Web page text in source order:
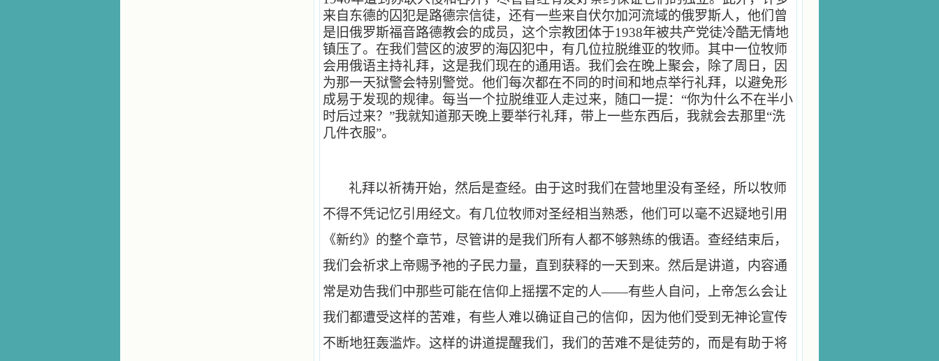
来自东德的囚犯是路德宗信徒，还有一些来自伏尔加河流域的俄罗斯人，他们曾
是旧俄罗斯福音路德教会的成员，这个宗教团体于1938年被共产党徒冷酷无情地
镇压了。在我们营区的波罗的海囚犯中，有几位拉脱维亚的牧师。其中一位牧师
会用俄语主持礼拜，这是我们现在的通用语。我们会在晚上聚会，除了周日，因
为那一天狱警会特别警觉。他们每次都在不同的时间和地点举行礼拜，以避免形
成易于发现的规律。每当一个拉脱维亚人走过来，随口一提：“你为什么不在半小
时后过来？”我就知道那天晚上要举行礼拜，带上一些东西后，我就会去那里“洗
几件衣服”。
礼拜以祈祷开始，然后是查经。由于这时我们在营地里没有圣经，所以牧师
不得不凭记忆引用经文。有几位牧师对圣经相当熟悉，他们可以毫不迟疑地引用
《新约》的整个章节，尽管讲的是我们所有人都不够熟练的俄语。查经结束后，
我们会祈求上帝赐予祂的子民力量，直到获释的一天到来。然后是讲道，内容通
常是劝告我们中那些可能在信仰上摇摆不定的人——有些人自问，上帝怎么会让
我们都遭受这样的苦难，有些人难以确证自己的信仰，因为他们受到无神论宣传
不断地狂轰滥炸。这样的讲道提醒我们，我们的苦难不是徒劳的，而是有助于将